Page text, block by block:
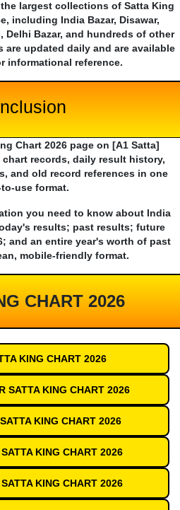
largest collections of Satta King
including India Bazar, Disawar,
Delhi Bazar, and hundreds of other
are updated daily and are available
informational reference.
Chart 2026 page on [A1 Satta]
records, daily result history,
and old record references in one
use format.
you need to know about India
results; past results; future
and an entire year's worth of past
mobile-friendly format.
CHART 2026
KING CHART 2026
SATTA KING CHART 2026
KING CHART 2026
KING CHART 2026
KING CHART 2026